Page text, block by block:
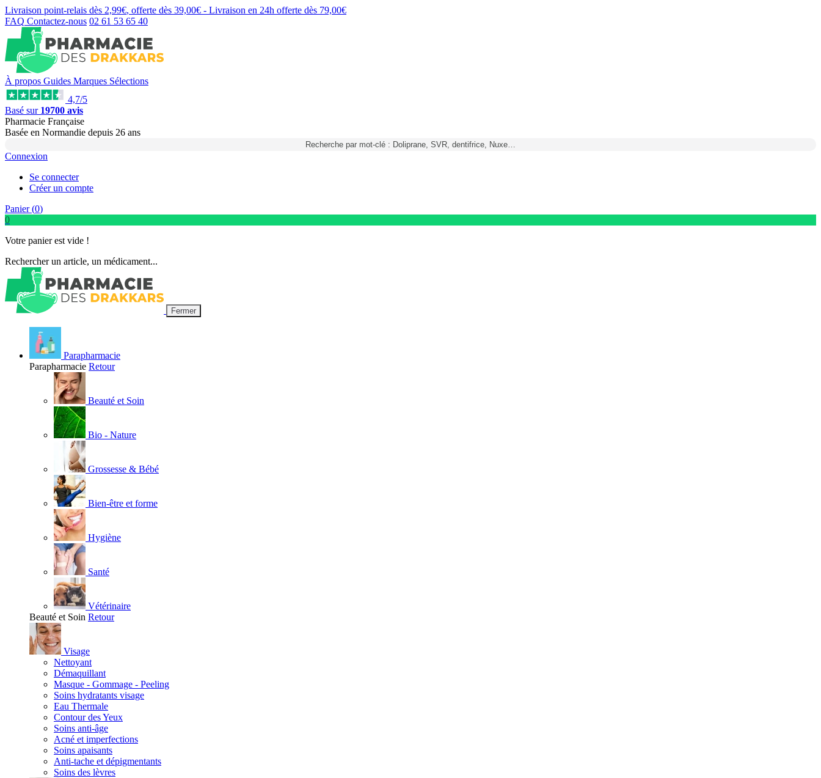
Livraison point-relais dès 2,99€, offerte dès 39,00€ - Livraison en 24h offerte dès 79,00€
FAQ Contactez-nous 02 61 53 65 40
À propos Guides Marques Sélections
4,7/5
Basé sur 19700 avis
Pharmacie Française
Basée en Normandie depuis 26 ans
Recherche par mot-clé : Doliprane, SVR, dentifrice, Nuxe…
Connexion
Se connecter
Créer un compte
Panier (0)
0
Votre panier est vide !
Rechercher un article, un médicament...
Fermer
Parapharmacie
Parapharmacie Retour
Beauté et Soin
Bio - Nature
Grossesse & Bébé
Bien-être et forme
Hygiène
Santé
Vétérinaire
Beauté et Soin Retour
Visage
Nettoyant
Démaquillant
Masque - Gommage - Peeling
Soins hydratants visage
Eau Thermale
Contour des Yeux
Soins anti-âge
Acné et imperfections
Soins apaisants
Anti-tache et dépigmentants
Soins des lèvres